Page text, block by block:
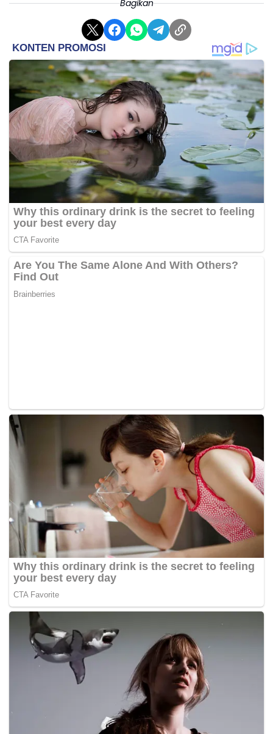
• ‎Harga emas Galeri24 25 gram: Rp66.407.000
• ‎Harga emas Galeri24 50 gram: Rp132.710.000
• ‎Harga emas Galeri24 100 gram: Rp265.289.000
• ‎Harga emas Galeri24 250 gram: Rp661.592.000
• Harga emas UBS 0,5 gram: Rp1.504.000
• ‎Harga emas UBS 1 gram: Rp2.783.000
• ‎Harga emas UBS 2 gram: Rp5.522.000
• ‎Harga emas UBS 5 gram: Rp13.646.000
• ‎Harga emas UBS 10 gram: Rp27.149.000
• ‎Harga emas UBS 25 gram: Rp67.740.000
• ‎Harga emas UBS 50 gram: Rp135.200.000
• ‎Harga emas UBS 100 gram: Rp270.293.000
• ‎Harga emas UBS 250 gram: Rp675.534.000
Bagikan